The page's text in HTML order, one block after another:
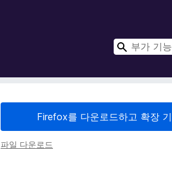
검
Firefox를 다운로드하고 확장
파일 다운로드